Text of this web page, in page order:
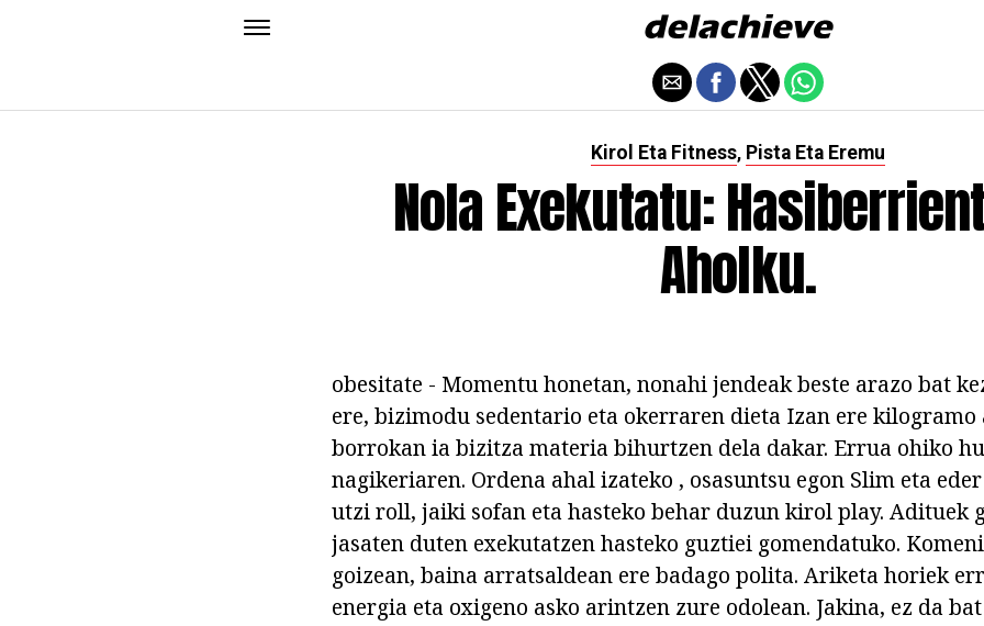
Kirol Eta Fitness, Pista Eta Eremu
Nola Exekutatu:
Aholku.
obesitate - Momentu honetan, nonahi jendeak beste arazo bat
ere, bizimodu sedentario eta okerraren dieta Izan ere kilogramo
borrokan ia bizitza materia bihurtzen dela dakar. Errua ohiko
nagikeriaren. Ordena ahal izateko , osasuntsu egon Slim eta
utzi roll, jaiki sofan eta hasteko behar duzun kirol play. Adituek
jasaten duten exekutatzen hasteko guztiei gomendatuko.
goizean, baina arratsaldean ere badago polita. Ariketa horiek
energia eta oxigeno asko arintzen zure odolean. Jakina, ez da